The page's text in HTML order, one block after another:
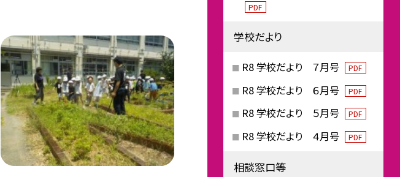
PDF
学校だより
R8 学校だより ７月号 PDF
R8 学校だより ６月号 PDF
R8 学校だより ５月号 PDF
R8 学校だより ４月号 PDF
相談窓口等